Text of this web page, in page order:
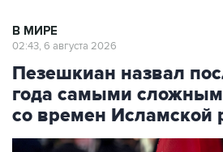
Пезешкиан назвал
года самыми
со времен Исламской